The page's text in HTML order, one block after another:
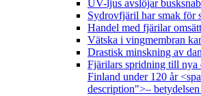
UV-ljus avslöjar
Sydrovfjäril har smak för
Handel med fjärilar
Vätska i vingmembran
Drastisk minskning av
Fjärilars spridning till nya
Finland under 120 år
description">–